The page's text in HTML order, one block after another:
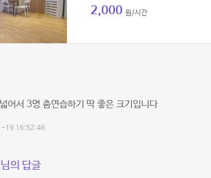
2,000 원/시간
어서 3명 춤연습하기 딱 좋은 크기입니다
19 16:52:46
의 답글